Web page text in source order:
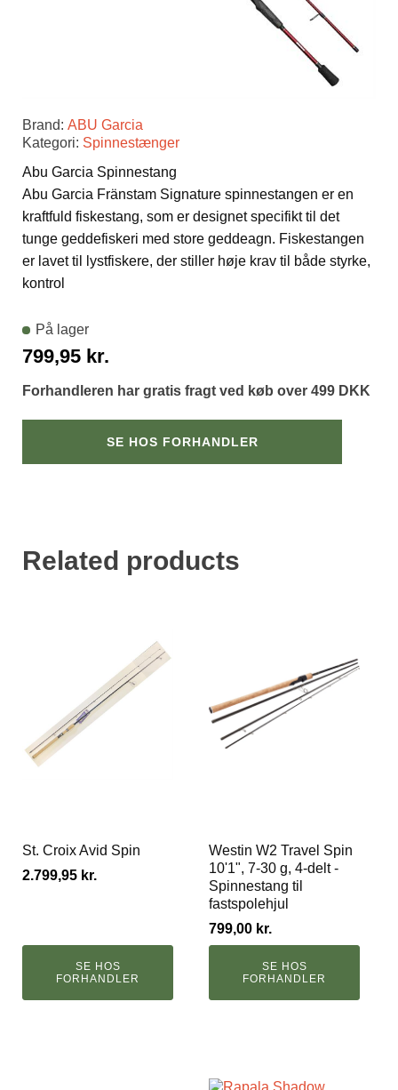
Brand: ABU Garcia
Kategori: Spinnestænger
Abu Garcia Spinnestang
Abu Garcia Fränstam Signature spinnestangen er en
kraftfuld fiskestang, som er designet specifikt til det
tunge geddefiskeri med store geddeagn. Fiskestangen
er lavet til lystfiskere, der stiller høje krav til både styrke,
kontrol
799,95 kr.
På lager
Forhandleren har gratis fragt ved køb over 499 DKK
SE HOS FORHANDLER
Related products
St. Croix Avid Spin
2.799,95 kr.
SE HOS
FORHANDLER
Westin W2 Travel Spin
10'1", 7-30 g, 4-delt -
Spinnestang til
fastspolehjul
799,00 kr.
SE HOS
FORHANDLER